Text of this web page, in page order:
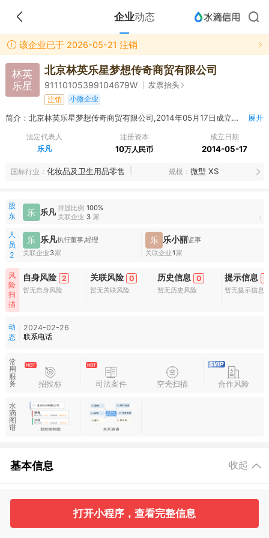
企业动态
该企业已于 2026-05-21 注销
林英
乐星
北京林英乐星梦想传奇商贸有限公司
91110105399104679W 发票抬头
注销 小微企业
简介：北京林英乐星梦想传奇商贸有限公司,2014年05月17日成立，经营范围包括销售化妆品、日用品、文具用品、体育用品、工艺品；组织文化艺术交流活动（不含演出）；承办展览展示；会议服务；投资咨询；投资管理；经济贸易咨询；设计、制作、发布、代理广告；电脑动画设计。（企业依法自主选择经营项目，开展经营活动；依法须经批准的项目，经相关部门批准后依批准的内容开展经营活动；不得从事本市产业政策禁止和限制类项目的经营活动。） 展开
法定代表人
乐凡
注册资本
10万人民币
成立日期
2014-05-17
国标行业 化妆品及卫生用品零售 规模 微型 XS
股
东
乐 乐凡 持股比例 100%
关联企业 3 家 1
人
员
2
乐 乐凡执行董事,经理
关联企业 3家
乐 乐小丽监事
关联企业1家
风
险
扫
描
自身风险 2
暂无自身风险
关联风险 0
暂无关联风险
历史信息 0
暂无历史风险
提示信息 0
暂无提示信息
动
态
2024-02-26
联系电话
常
用
服
务
招投标 司法案件 空壳扫描 合作风险
水
滴
图
谱
基本信息 收起
工商信息 股东信息 主要人员 对外投资
打开小程序，查看完整信息